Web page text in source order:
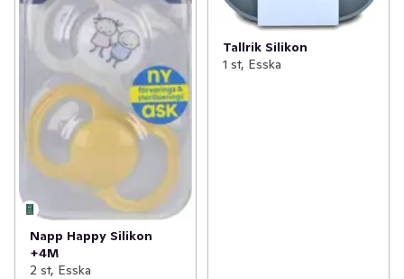
Napp Happy Silikon
+4M
2 st, Esska
Tallrik Silikon
1 st, Esska